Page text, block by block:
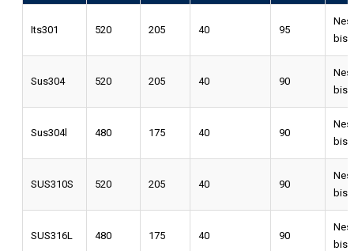
Its301 520 205 40 95
Sus304 520 205 40 90
Sus304l 480 175 40 90
SUS310S 520 205 40 90
SUS316L 480 175 40 90